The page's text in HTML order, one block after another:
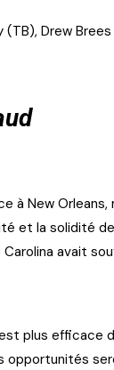
Drew
à New
et la solidité
avait
plus efficace
opportunités